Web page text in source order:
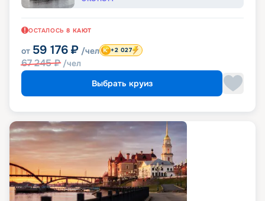
ОСТАЛОСЬ 8 КАЮТ
от 59 176 ₽ /чел
67 245₽ /чел
+2 027
Выбрать круиз